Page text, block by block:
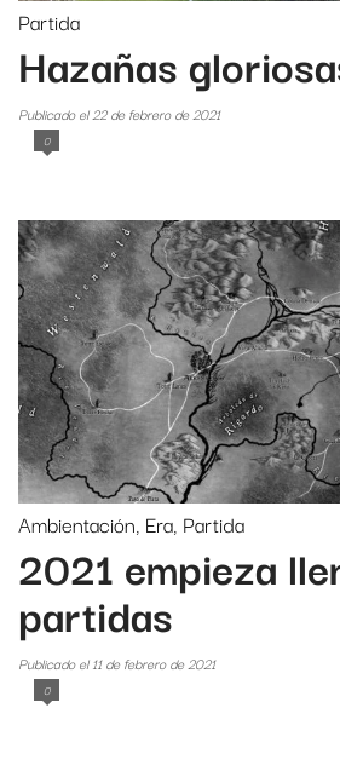
Partida
Hazañas
Publicado el 22 de febrero de 2021
0
Ambientación, Era, Partida
2021 empieza
partidas
Publicado el 11 de febrero de 2021
0